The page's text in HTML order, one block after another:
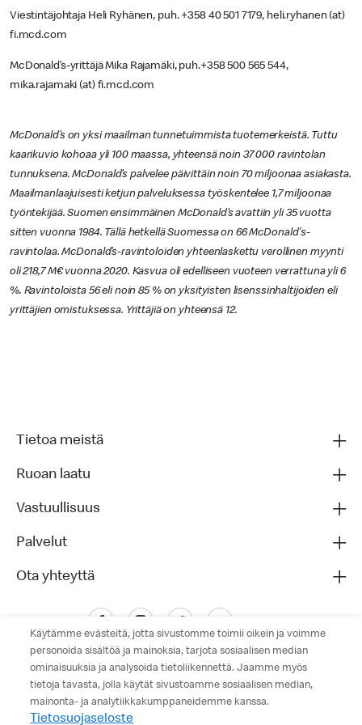
Viestintäjohtaja Heli Ryhänen, puh. +358 40 501 7179, heli.ryhanen (at)
fi.mcd.com
McDonald’s-yrittäjä Mika Rajamäki, puh.+358 500 565 544,
mika.rajamaki (at) fi.mcd.com
McDonald’s on yksi maailman tunnetuimmista tuotemerkeistä. Tuttu
kaarikuvio kohoaa yli 100 maassa, yhteensä noin 37 000 ravintolan
tunnuksena. McDonald’s palvelee päivittäin noin 70 miljoonaa asiakasta.
Maailmanlaajuisesti ketjun palveluksessa työskentelee 1,7 miljoonaa
työntekijää. Suomen ensimmäinen McDonald’s avattiin yli 35 vuotta
sitten vuonna 1984. Tällä hetkellä Suomessa on 66 McDonald's-
ravintolaa. McDonald’s-ravintoloiden yhteenlaskettu verollinen myynti
oli 218,7 M€ vuonna 2020. Kasvua oli edelliseen vuoteen verrattuna yli 6
%. Ravintoloista 56 eli noin 85 % on yksityisten lisenssinhaltijoiden eli
yrittäjien omistuksessa. Yrittäjiä on yhteensä 12.
Tietoa meistä
Ruoan laatu
Vastuullisuus
Palvelut
Ota yhteyttä
Käytämme evästeitä, jotta sivustomme toimii oikein ja voimme
personoida sisältöä ja mainoksia, tarjota sosiaalisen median
ominaisuuksia ja analysoida tietoliikennettä. Jaamme myös
tietoja tavasta, jolla käytät sivustoamme sosiaalisen median,
mainonta- ja analytiikkakumppaneidemme kanssa.
Tietosuojaseloste